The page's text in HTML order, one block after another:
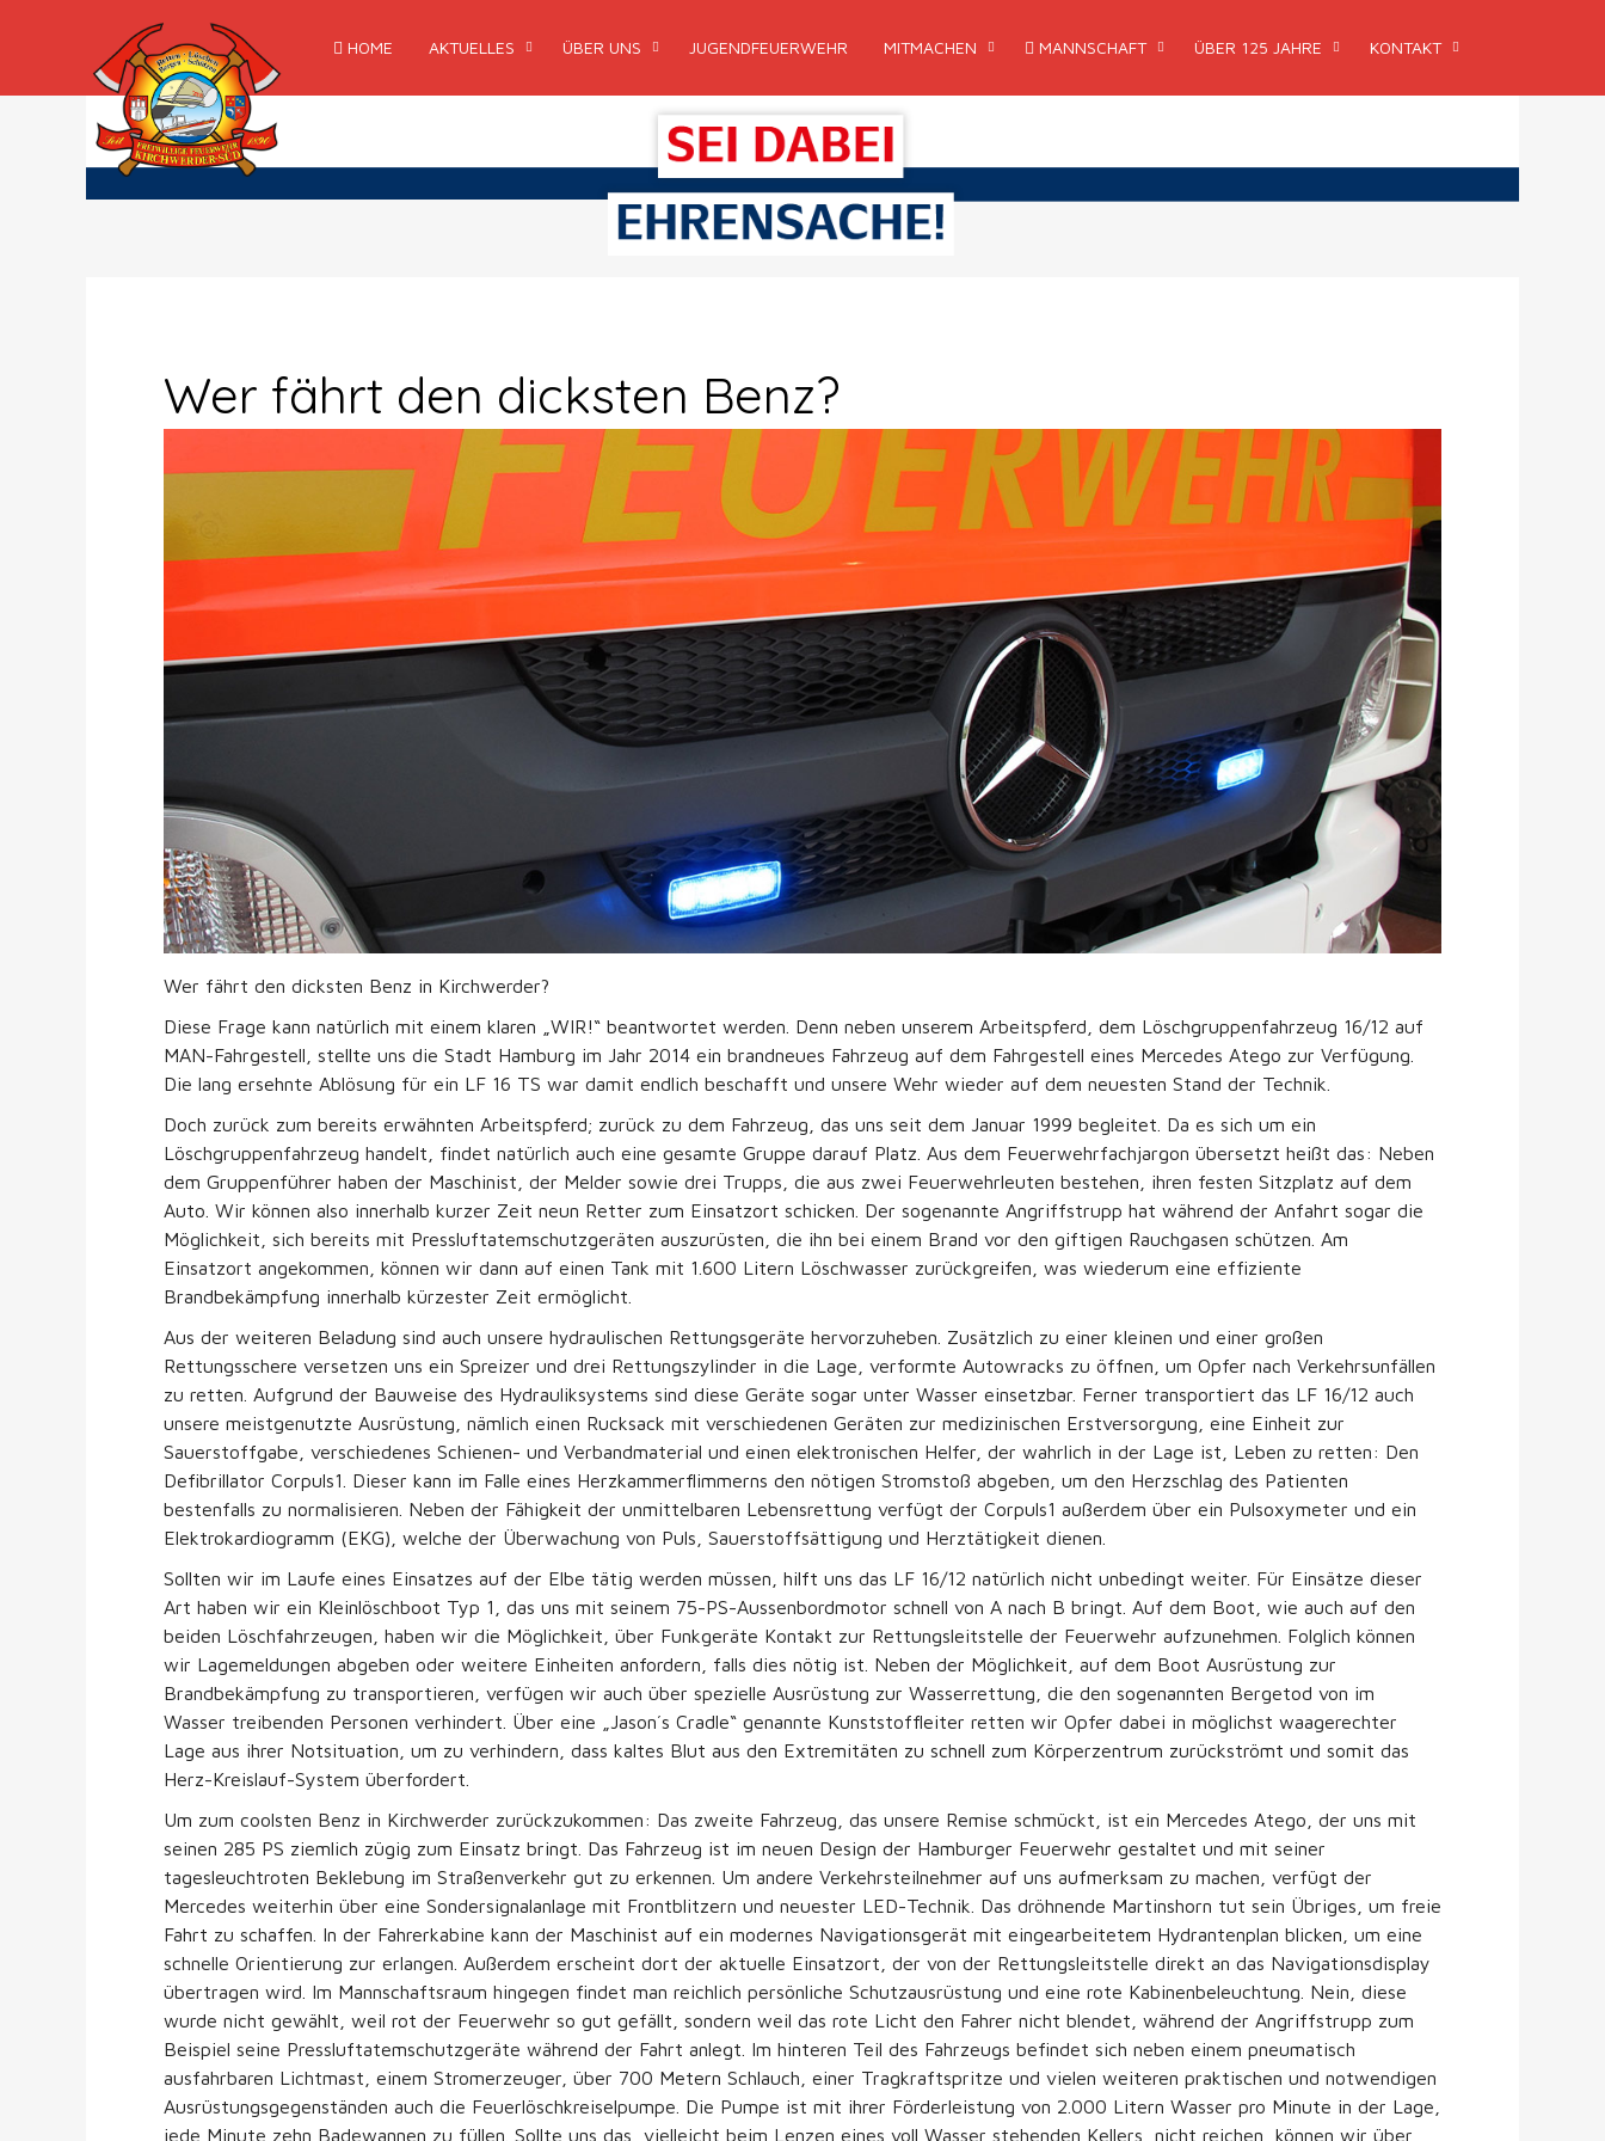
HOME AKTUELLES ÜBER UNS JUGENDFEUERWEHR MITMACHEN MANNSCHAFT ÜBER 125 JAHRE KONTAKT
Wer fährt den dicksten Benz?
Wer fährt den dicksten Benz in Kirchwerder?
Diese Frage kann natürlich mit einem klaren „WIR!“ beantwortet werden. Denn neben unserem Arbeitspferd, dem Löschgruppenfahrzeug 16/12 auf
MAN-Fahrgestell, stellte uns die Stadt Hamburg im Jahr 2014 ein brandneues Fahrzeug auf dem Fahrgestell eines Mercedes Atego zur Verfügung.
Die lang ersehnte Ablösung für ein LF 16 TS war damit endlich beschafft und unsere Wehr wieder auf dem neuesten Stand der Technik.
Doch zurück zum bereits erwähnten Arbeitspferd; zurück zu dem Fahrzeug, das uns seit dem Januar 1999 begleitet. Da es sich um ein
Löschgruppenfahrzeug handelt, findet natürlich auch eine gesamte Gruppe darauf Platz. Aus dem Feuerwehrfachjargon übersetzt heißt das: Neben
dem Gruppenführer haben der Maschinist, der Melder sowie drei Trupps, die aus zwei Feuerwehrleuten bestehen, ihren festen Sitzplatz auf dem
Auto. Wir können also innerhalb kurzer Zeit neun Retter zum Einsatzort schicken. Der sogenannte Angriffstrupp hat während der Anfahrt sogar die
Möglichkeit, sich bereits mit Pressluftatemschutzgeräten auszurüsten, die ihn bei einem Brand vor den giftigen Rauchgasen schützen. Am
Einsatzort angekommen, können wir dann auf einen Tank mit 1.600 Litern Löschwasser zurückgreifen, was wiederum eine effiziente
Brandbekämpfung innerhalb kürzester Zeit ermöglicht.
Aus der weiteren Beladung sind auch unsere hydraulischen Rettungsgeräte hervorzuheben. Zusätzlich zu einer kleinen und einer großen
Rettungsschere versetzen uns ein Spreizer und drei Rettungszylinder in die Lage, verformte Autowracks zu öffnen, um Opfer nach Verkehrsunfällen
zu retten. Aufgrund der Bauweise des Hydrauliksystems sind diese Geräte sogar unter Wasser einsetzbar. Ferner transportiert das LF 16/12 auch
unsere meistgenutzte Ausrüstung, nämlich einen Rucksack mit verschiedenen Geräten zur medizinischen Erstversorgung, eine Einheit zur
Sauerstoffgabe, verschiedenes Schienen- und Verbandmaterial und einen elektronischen Helfer, der wahrlich in der Lage ist, Leben zu retten: Den
Defibrillator Corpuls1. Dieser kann im Falle eines Herzkammerflimmerns den nötigen Stromstoß abgeben, um den Herzschlag des Patienten
bestenfalls zu normalisieren. Neben der Fähigkeit der unmittelbaren Lebensrettung verfügt der Corpuls1 außerdem über ein Pulsoxymeter und ein
Elektrokardiogramm (EKG), welche der Überwachung von Puls, Sauerstoffsättigung und Herztätigkeit dienen.
Sollten wir im Laufe eines Einsatzes auf der Elbe tätig werden müssen, hilft uns das LF 16/12 natürlich nicht unbedingt weiter. Für Einsätze dieser
Art haben wir ein Kleinlöschboot Typ 1, das uns mit seinem 75-PS-Aussenbordmotor schnell von A nach B bringt. Auf dem Boot, wie auch auf den
beiden Löschfahrzeugen, haben wir die Möglichkeit, über Funkgeräte Kontakt zur Rettungsleitstelle der Feuerwehr aufzunehmen. Folglich können
wir Lagemeldungen abgeben oder weitere Einheiten anfordern, falls dies nötig ist. Neben der Möglichkeit, auf dem Boot Ausrüstung zur
Brandbekämpfung zu transportieren, verfügen wir auch über spezielle Ausrüstung zur Wasserrettung, die den sogenannten Bergetod von im
Wasser treibenden Personen verhindert. Über eine „Jason´s Cradle“ genannte Kunststoffleiter retten wir Opfer dabei in möglichst waagerechter
Lage aus ihrer Notsituation, um zu verhindern, dass kaltes Blut aus den Extremitäten zu schnell zum Körperzentrum zurückströmt und somit das
Herz-Kreislauf-System überfordert.
Um zum coolsten Benz in Kirchwerder zurückzukommen: Das zweite Fahrzeug, das unsere Remise schmückt, ist ein Mercedes Atego, der uns mit
seinen 285 PS ziemlich zügig zum Einsatz bringt. Das Fahrzeug ist im neuen Design der Hamburger Feuerwehr gestaltet und mit seiner
tagesleuchtroten Beklebung im Straßenverkehr gut zu erkennen. Um andere Verkehrsteilnehmer auf uns aufmerksam zu machen, verfügt der
Mercedes weiterhin über eine Sondersignalanlage mit Frontblitzern und neuester LED-Technik. Das dröhnende Martinshorn tut sein Übriges, um freie
Fahrt zu schaffen. In der Fahrerkabine kann der Maschinist auf ein modernes Navigationsgerät mit eingearbeitetem Hydrantenplan blicken, um eine
schnelle Orientierung zur erlangen. Außerdem erscheint dort der aktuelle Einsatzort, der von der Rettungsleitstelle direkt an das Navigationsdisplay
übertragen wird. Im Mannschaftsraum hingegen findet man reichlich persönliche Schutzausrüstung und eine rote Kabinenbeleuchtung. Nein, diese
wurde nicht gewählt, weil rot der Feuerwehr so gut gefällt, sondern weil das rote Licht den Fahrer nicht blendet, während der Angriffstrupp zum
Beispiel seine Pressluftatemschutzgeräte während der Fahrt anlegt. Im hinteren Teil des Fahrzeugs befindet sich neben einem pneumatisch
ausfahrbaren Lichtmast, einem Stromerzeuger, über 700 Metern Schlauch, einer Tragkraftspritze und vielen weiteren praktischen und notwendigen
Ausrüstungsgegenständen auch die Feuerlöschkreiselpumpe. Die Pumpe ist mit ihrer Förderleistung von 2.000 Litern Wasser pro Minute in der Lage,
jede Minute zehn Badewannen zu füllen. Sollte uns das, vielleicht beim Lenzen eines voll Wasser stehenden Kellers, nicht reichen, können wir über